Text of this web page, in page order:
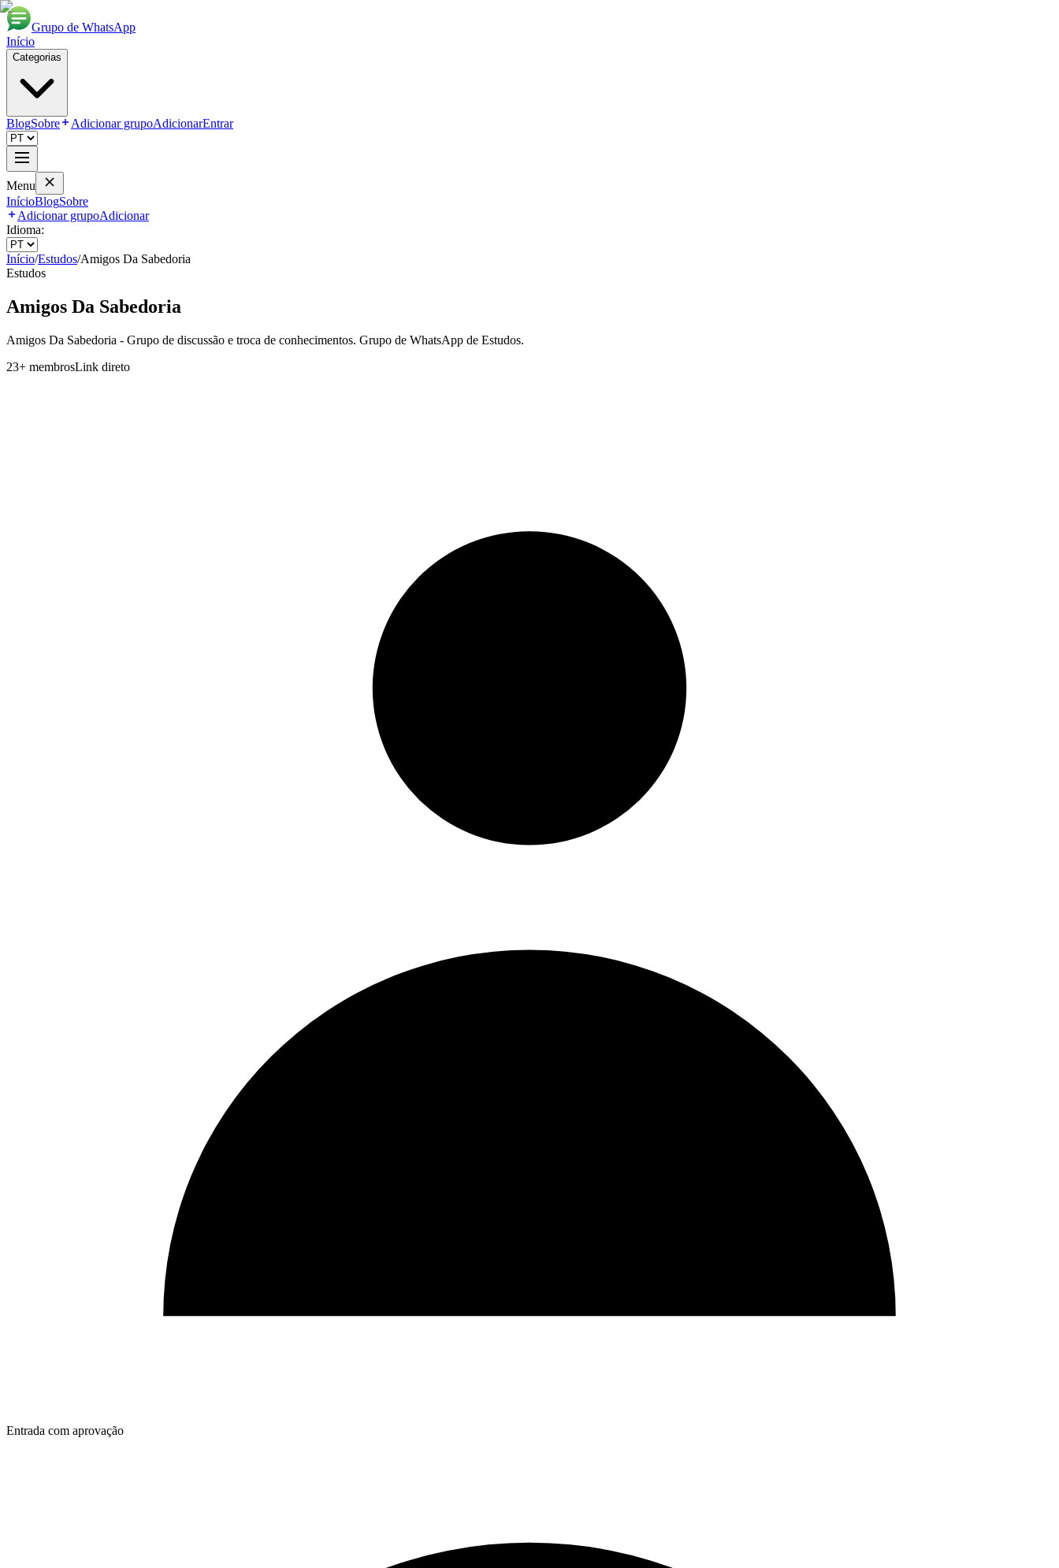
Grupo de WhatsApp
Início
Categorias
BlogSobre Adicionar grupoAdicionarEntrar
Menu
InícioBlogSobre
Adicionar grupoAdicionar
Idioma:
Início/Estudos/Amigos Da Sabedoria
Estudos
Amigos Da Sabedoria
Amigos Da Sabedoria - Grupo de discussão e troca de conhecimentos. Grupo de WhatsApp de Estudos.
23+ membrosLink direto
Entrada com aprovação